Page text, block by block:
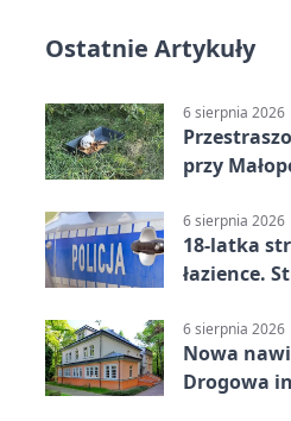
Ostatnie Artykuły
6 sierpnia 2026
przy
6 sierpnia 2026
18-latka
łazience.
6 sierpnia 2026
Nowa
Drogowa